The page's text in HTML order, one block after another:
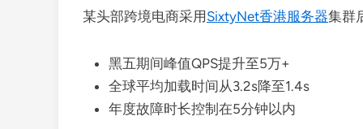
某头部跨境电商采用 SixtyNet香港服务器集群
黑五期间峰值QPS提升至5万+
全球平均加载时间从3.2s降至1.4s
年度故障时长控制在5分钟以内